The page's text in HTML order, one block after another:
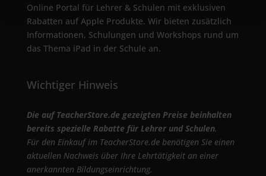
Online Portal für Lehrer & Schulen mit exklusiven
Rabatten auf Apple Produkte. Wir bieten zusätzlich
Informationen, Schulungen und Workshops rund um
das Thema iPad in der Schule an.
Wichtiger Hinweis
Die auf TeacherStore.de gezeigten Preise beinhalten
bereits spezielle Rabatte für Lehrer und Schulen.
Für den Einkauf im TeacherStore.de benötigen Sie einen
aktuellen Nachweis über Ihre Lehrtätigkeit an einer
anerkannten Bildungseinrichtung.